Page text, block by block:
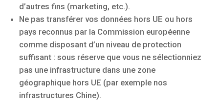
d’autres fins (marketing, etc.).
Ne pas transférer vos données hors UE ou hors
pays reconnus par la Commission européenne
comme disposant d’un niveau de protection
suffisant : sous réserve que vous ne sélectionniez
pas une infrastructure dans une zone
géographique hors UE (par exemple nos
infrastructures Chine).